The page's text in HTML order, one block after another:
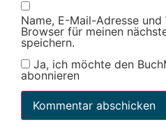
Name, E-Mail-Adresse
Browser für meinen
speichern.
Ja, ich möchte den
abonnieren